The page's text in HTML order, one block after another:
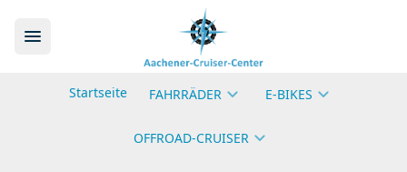
Startseite FAHRRÄDER E-BIKES
OFFROAD-CRUISER